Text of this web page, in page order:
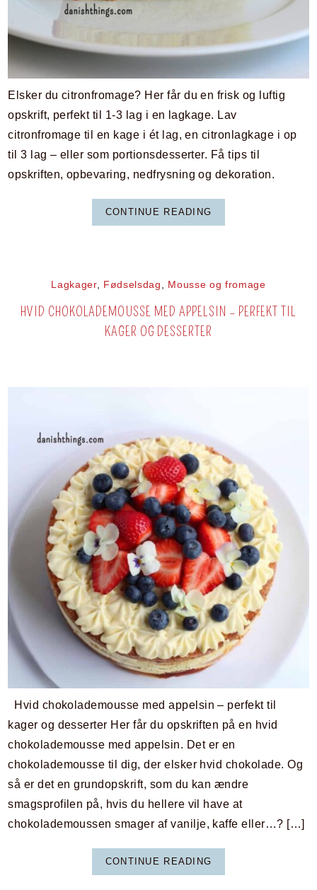
Elsker du citronfromage? Her får du en frisk og luftig
opskrift, perfekt til 1-3 lag i en lagkage. Lav
citronfromage til en kage i ét lag, en citronlagkage i op
til 3 lag – eller som portionsdesserter. Få tips til
opskriften, opbevaring, nedfrysning og dekoration.
CONTINUE READING
Lagkager, Fødselsdag Mousse og fromage
HVID CHOKOLADEMOUSSE MED APPELSIN – PERFEKT TIL
KAGER OG DESSERTER
Hvid chokolademousse med appelsin – perfekt til
kager og desserter Her får du opskriften på en hvid
chokolademousse med appelsin. Det er en
chokolademousse til dig, der elsker hvid chokolade. Og
så er det en grundopskrift, som du kan ændre
smagsprofilen på, hvis du hellere vil have at
chokolademoussen smager af vanilje, kaffe eller…? […]
CONTINUE READING